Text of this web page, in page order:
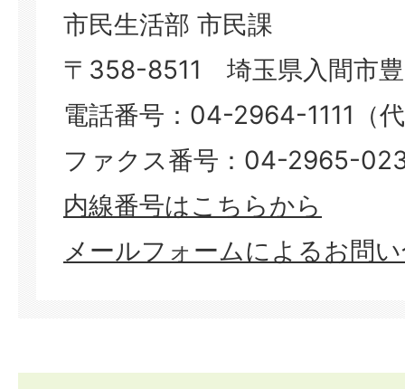
市民生活部 市民課
〒358-8511 埼玉県入間市
電話番号：04-2964-1111（
ファクス番号：04-2965-
​​​​​​​内線番号はこちらから
メールフォームによるお問